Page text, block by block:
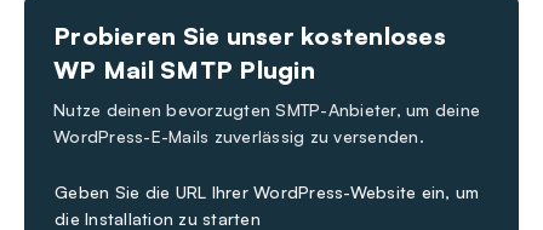
Probieren Sie unser kostenloses
WP Mail SMTP Plugin
Nutze deinen bevorzugten SMTP-Anbieter, um deine
WordPress-E-Mails zuverlässig zu versenden.
Geben Sie die URL Ihrer WordPress-Website ein, um
die Installation zu starten